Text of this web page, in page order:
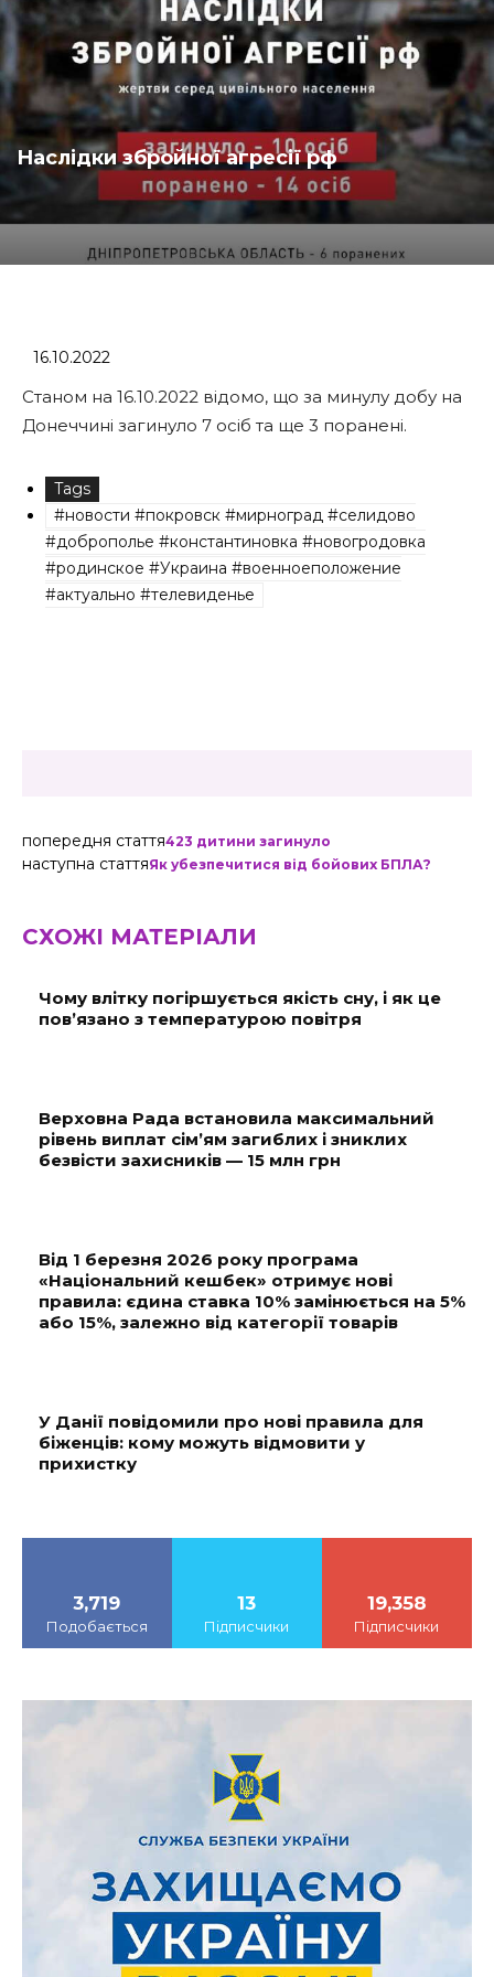
Наслідки збройної агресії рф
16.10.2022
Станом на 16.10.2022 відомо, що за минулу добу на
Донеччині загинуло 7 осіб та ще 3 поранені.
Tags
#новости #покровск #мирноград #селидово
#доброполье #константиновка #новогродовка
#родинское #Украина #военноеположение
#актуально #телевиденье
попередня стаття423 дитини загинуло
наступна статтяЯк убезпечитися від бойових БПЛА?
СХОЖІ МАТЕРІАЛИ
Чому влітку погіршується якість сну, і як це
пов’язано з температурою повітря
Верховна Рада встановила максимальний
рівень виплат сім’ям загиблих і зниклих
безвісти захисників — 15 млн грн
Від 1 березня 2026 року програма
«Національний кешбек» отримує нові
правила: єдина ставка 10% замінюється на 5%
або 15%, залежно від категорії товарів
У Данії повідомили про нові правила для
біженців: кому можуть відмовити у
прихистку
3,719
Подобається
13
Підписчики
19,358
Підписчики